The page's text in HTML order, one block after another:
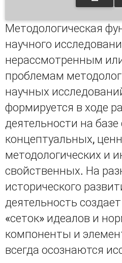
Методологическая
научного
нерассмотренным
проблемам
научных
формируется в ходе
деятельности на
концептуальных,
методологических и
свойственных. На
исторического
деятельность
«сеток» идеалов и
компоненты и
всегда осознаются